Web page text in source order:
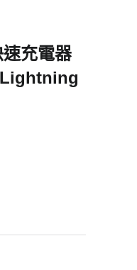
充電器
Lightning